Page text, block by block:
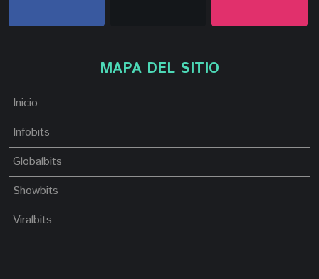
MAPA DEL SITIO
Inicio
Infobits
Globalbits
Showbits
Viralbits